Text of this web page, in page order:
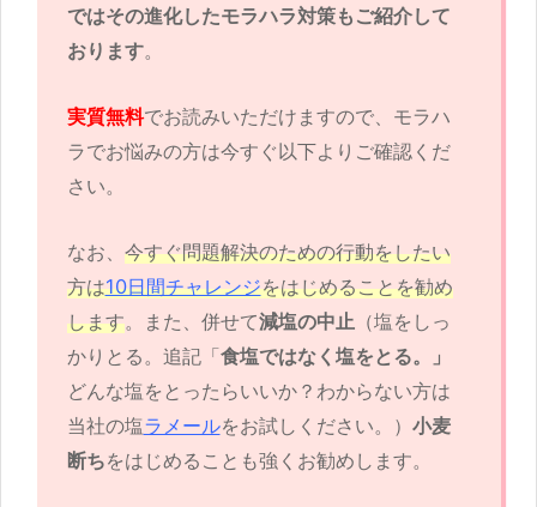
ではその進化したモラハラ対策もご紹介して
おります。
実質無料でお読みいただけますので、モラハ
ラでお悩みの方は今すぐ以下よりご確認くだ
さい。
なお、 今すぐ問題解決のための行動をしたい
方は10日間チャレンジをはじめることを勧め
します。また、併せて減塩の中止（塩をしっ
かりとる。追記「食塩ではなく塩をとる。」
どんな塩をとったらいいか？わからない方は
当社の塩ラメールをお試しください。） 小麦
断ちをはじめることも強くお勧めします。